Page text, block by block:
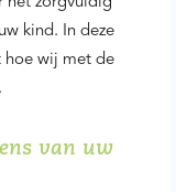
kind. In deze
hoe wij met de
van uw